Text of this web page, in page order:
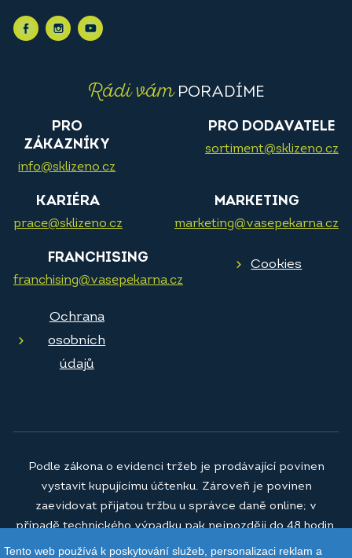
Rádi vámPORADÍME
PRO
ZÁKAZNÍKY
info@sklizeno.cz
PRO DODAVATELE
sortiment@sklizeno.cz
KARIÉRA
prace@sklizeno.cz
MARKETING
marketing@vasepekarna.cz
FRANCHISING
franchising@vasepekarna.cz
Cookies
Ochrana
osobních
údajů
© 2026Vaše pekárna a.s.
Podle zákona o evidenci tržeb je prodávající povinen
vystavit kupujícímu účtenku. Zároveň je povinen
zaevidovat přijatou tržbu u správce daně online; v
případě technického výpadku pak nejpozději do 48 hodin.
Tento web používá k poskytování služeb, personalizaci reklam a